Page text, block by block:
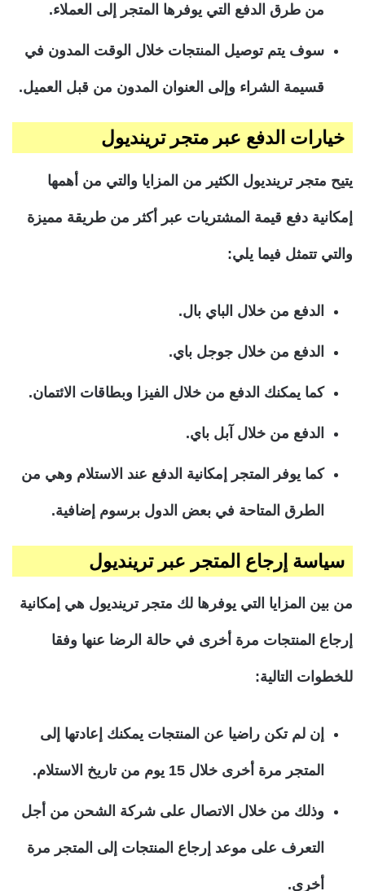
من طرق الدفع التي يوفرها المتجر إلى العملاء.
سوف يتم توصيل المنتجات خلال الوقت المدون في
قسيمة الشراء وإلى العنوان المدون من قبل العميل.
خيارات الدفع عبر متجر ترينديول
يتيح متجر ترينديول الكثير من المزايا والتي من أهمها
إمكانية دفع قيمة المشتريات عبر أكثر من طريقة مميزة
والتي تتمثل فيما يلي:
الدفع من خلال الباي بال.
الدفع من خلال جوجل باي.
كما يمكنك الدفع من خلال الفيزا وبطاقات الائتمان.
الدفع من خلال آبل باي.
كما يوفر المتجر إمكانية الدفع عند الاستلام وهي من
الطرق المتاحة في بعض الدول برسوم إضافية.
سياسة إرجاع المتجر عبر ترينديول
من بين المزايا التي يوفرها لك متجر ترينديول هي إمكانية
إرجاع المنتجات مرة أخرى في حالة الرضا عنها وفقا
للخطوات التالية:
إن لم تكن راضيا عن المنتجات يمكنك إعادتها إلى
المتجر مرة أخرى خلال 15 يوم من تاريخ الاستلام.
وذلك من خلال الاتصال على شركة الشحن من أجل
التعرف على موعد إرجاع المنتجات إلى المتجر مرة
أخرى.